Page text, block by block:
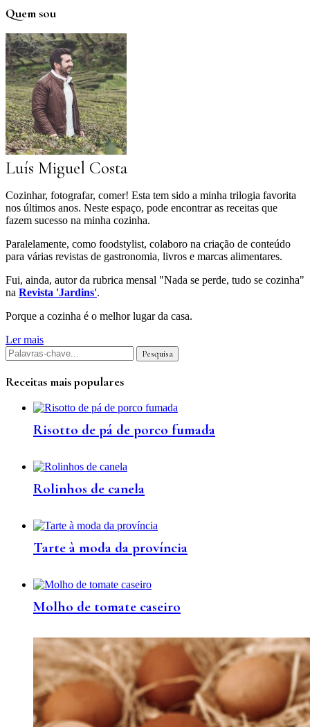
Quem sou
Luís Miguel Costa
Cozinhar, fotografar, comer! Esta tem sido a minha trilogia favorita
nos últimos anos. Neste espaço, pode encontrar as receitas que
fazem sucesso na minha cozinha.
Paralelamente, como foodstylist, colaboro na criação de conteúdo
para várias revistas de gastronomia, livros e marcas alimentares.
Fui, ainda, autor da rubrica mensal "Nada se perde, tudo se cozinha"
na Revista 'Jardins'.
Porque a cozinha é o melhor lugar da casa.
Ler mais
Receitas mais populares
Risotto de pá de porco fumada
Rolinhos de canela
Tarte à moda da província
Molho de tomate caseiro